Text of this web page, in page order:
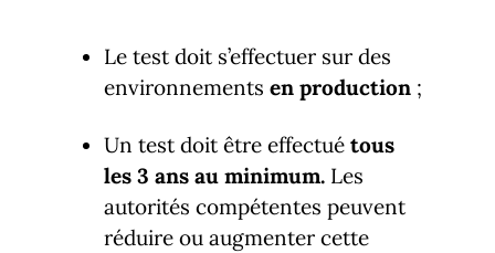
Le test doit s’effectuer sur des
environnements en production ;
Un test doit être effectué tous
les 3 ans au minimum. Les
autorités compétentes peuvent
réduire ou augmenter cette